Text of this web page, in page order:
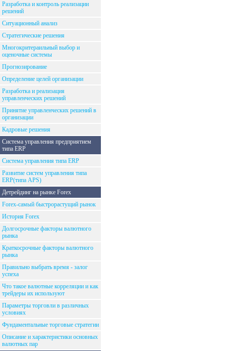
Разработка и контроль реализации
решений
Ситуационный анализ
Стратегические решения
Многокритераильный выбор и
оценочные системы
Прогнозирование
Определение целей организации
Разработка и реализация
управленческих решений
Принятие управленческих решений в
организации
Кадровые решения
Система управления предприятием
типа ERP
Система управления типа ERP
Развитие систем управления типа
ERP(типа APS)
Детрейдинг на рынке Forex
Forex-самый быстрорастущий рынок
История Forex
Долгосрочные факторы валютного
рынка
Краткосрочные факторы валютного
рынка
Правильно выбрать время - залог
успеха
Что такое валютные корреляции и как
трейдеры их используют
Параметры торговли в различных
условиях
Фундаментальные торговые стратегии
Описание и характеристики основных
валютных пар